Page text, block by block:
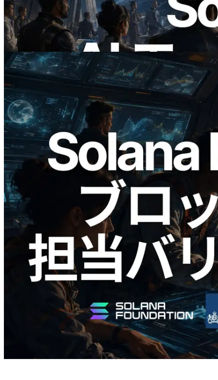
公開 — AI エージェントが必要な API
にその場で支払う時代の幕開け
この記事を読む
2026.05.24
Validators Solutions、Solana ブロックア
ナライザーを公開 — slot 単位のブロッ
ク生成時間と担当バリデータを視覚化
この記事を読む
さらに読み込む